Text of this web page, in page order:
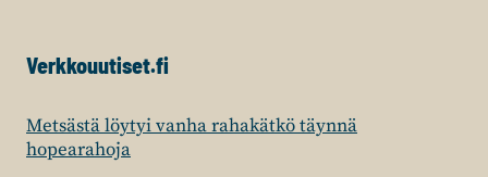
Verkkouutiset.fi
Metsästä löytyi vanha rahakätkö täynnä
hopearahoja